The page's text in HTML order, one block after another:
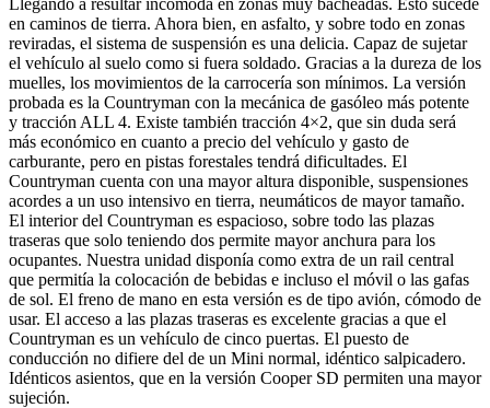
en caminos de tierra. Ahora bien, en asfalto, y sobre todo en zonas
reviradas, el sistema de suspensión es una delicia. Capaz de sujetar
el vehículo al suelo como si fuera soldado. Gracias a la dureza de los
muelles, los movimientos de la carrocería son mínimos. La versión
probada es la Countryman con la mecánica de gasóleo más potente
y tracción ALL 4. Existe también tracción 4×2, que sin duda será
más económico en cuanto a precio del vehículo y gasto de
carburante, pero en pistas forestales tendrá dificultades. El
Countryman cuenta con una mayor altura disponible, suspensiones
acordes a un uso intensivo en tierra, neumáticos de mayor tamaño.
El interior del Countryman es espacioso, sobre todo las plazas
traseras que solo teniendo dos permite mayor anchura para los
ocupantes. Nuestra unidad disponía como extra de un rail central
que permitía la colocación de bebidas e incluso el móvil o las gafas
de sol. El freno de mano en esta versión es de tipo avión, cómodo de
usar. El acceso a las plazas traseras es excelente gracias a que el
Countryman es un vehículo de cinco puertas. El puesto de
conducción no difiere del de un Mini normal, idéntico salpicadero.
Idénticos asientos, que en la versión Cooper SD permiten una mayor
sujeción.